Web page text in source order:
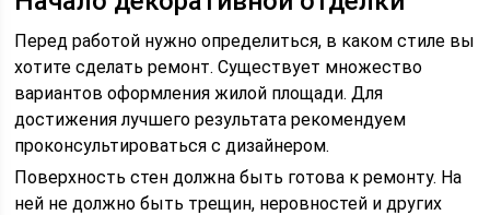
Перед работой нужно определиться, в каком стиле вы
хотите сделать ремонт. Существует множество
вариантов оформления жилой площади. Для
достижения лучшего результата рекомендуем
проконсультироваться с дизайнером.
Поверхность стен должна быть готова к ремонту. На
ней не должно быть трещин, неровностей и других